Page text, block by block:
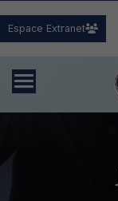
Espace Extranet